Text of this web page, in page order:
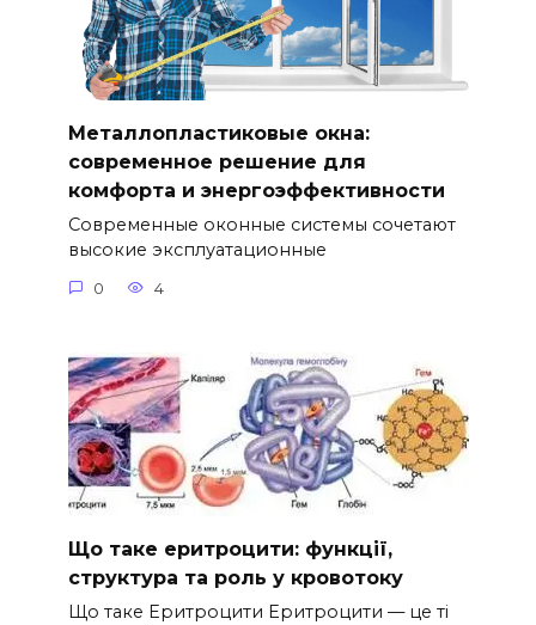
Металлопластиковые окна:
современное решение для
комфорта и энергоэффективности
Современные оконные системы сочетают
высокие эксплуатационные
0 4
Що таке еритроцити: функції,
структура та роль у кровотоку
Що таке Еритроцити Еритроцити — це ті